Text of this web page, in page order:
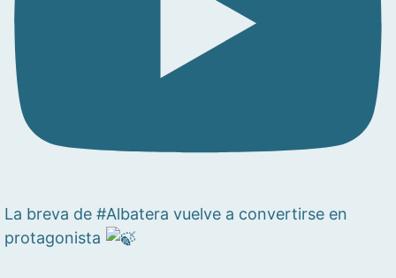
La breva de #Albatera vuelve a convertirse en
protagonista